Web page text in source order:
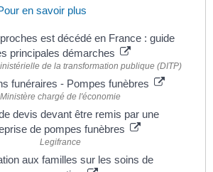
en savoir plus
est décédé en France : guide
principales démarches
de la transformation publique (DITP)
funéraires - Pompes funèbres
Ministère chargé de l'économie
devis devant être remis par une
de pompes funèbres
Legifrance
aux familles sur les soins de